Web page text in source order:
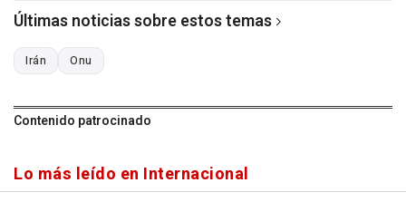
Últimas noticias sobre estos temas
Irán Onu
Contenido patrocinado
Lo más leído en Internacional